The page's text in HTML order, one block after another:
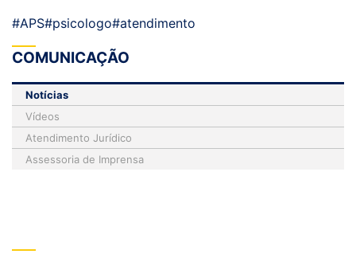
#APS#psicologo#atendimento
COMUNICAÇÃO
Notícias
Vídeos
Atendimento Jurídico
Assessoria de Imprensa